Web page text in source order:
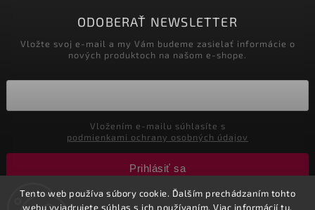
Tento web používa súbory cookie. Ďalším prechádzaním tohto
webu vyjadrujete súhlas s ich používaním. Viac informáciítu.
ODOBERAŤ NEWSLETTER
Vložte svoj e-mail a my Vám budeme zasielať informácie o
nových produktoch na našom e-shope.
podmienkami ochrany osobných údajov
Prihlásiť sa